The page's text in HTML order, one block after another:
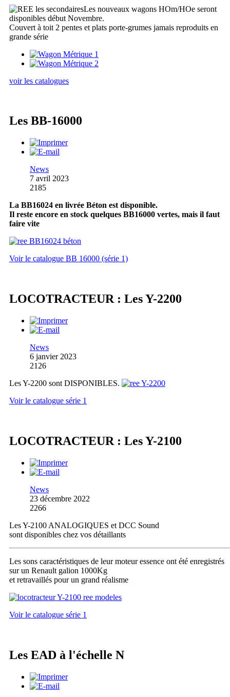
Les nouveaux wagons HOm/HOe seront
disponibles début Novembre.
Couvert à toit 2 pentes et plats porte-grumes jamais reproduits en
grande série
voir les catalogues
Les BB-16000
News
7 avril 2023
2185
La BB16024 en livrée Béton est disponible.
Il reste encore en stock quelques BB16000 vertes, mais il faut
faire vite
Voir le catalogue BB 16000 (série 1)
LOCOTRACTEUR : Les Y-2200
News
6 janvier 2023
2126
Les Y-2200 sont DISPONIBLES.
Voir le catalogue série 1
LOCOTRACTEUR : Les Y-2100
News
23 décembre 2022
2266
Les Y-2100 ANALOGIQUES et DCC Sound
sont disponibles chez vos détaillants
Les sons caractéristiques de leur moteur essence ont été enregistrés
sur un Renault galion 1000Kg
et retravaillés pour un grand réalisme
Voir le catalogue série 1
Les EAD à l'échelle N